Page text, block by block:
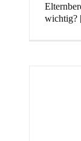
wichtig?